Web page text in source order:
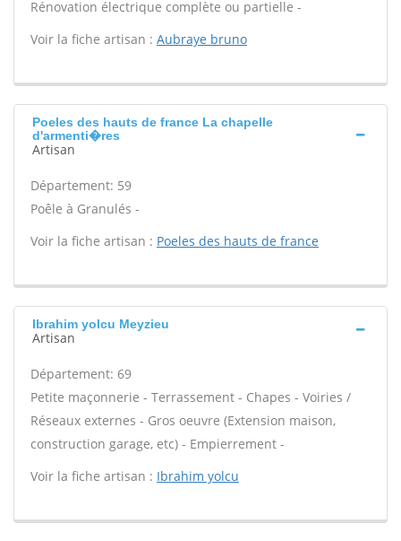
Rénovation électrique complète ou partielle -
Voir la fiche artisan : Aubraye bruno
Poeles des hauts de france La chapelle
d'armenti�res
Artisan
Département: 59
Poêle à Granulés -
Voir la fiche artisan : Poeles des hauts de france
Ibrahim yolcu Meyzieu
Artisan
Département: 69
Petite maçonnerie - Terrassement - Chapes - Voiries /
Réseaux externes - Gros oeuvre (Extension maison,
construction garage, etc) - Empierrement -
Voir la fiche artisan : Ibrahim yolcu